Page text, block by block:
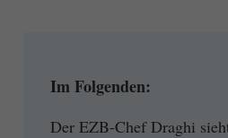
Im Folgenden:
Der EZB-Chef Draghi